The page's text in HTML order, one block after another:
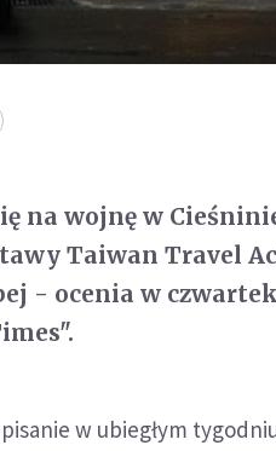
na wojnę w
Taiwan Travel
- ocenia w
w ubiegłym